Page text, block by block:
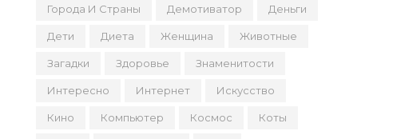
Города И Страны Демотиватор Деньги
Дети Диета Женщина Животные
Загадки Здоровье Знаменитости
Интересно Интернет Искусство
Кино Компьютер Космос Коты